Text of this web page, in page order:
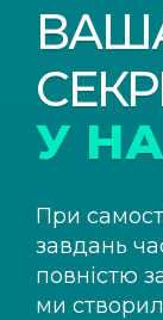
У
При
завдань
повністю
ми